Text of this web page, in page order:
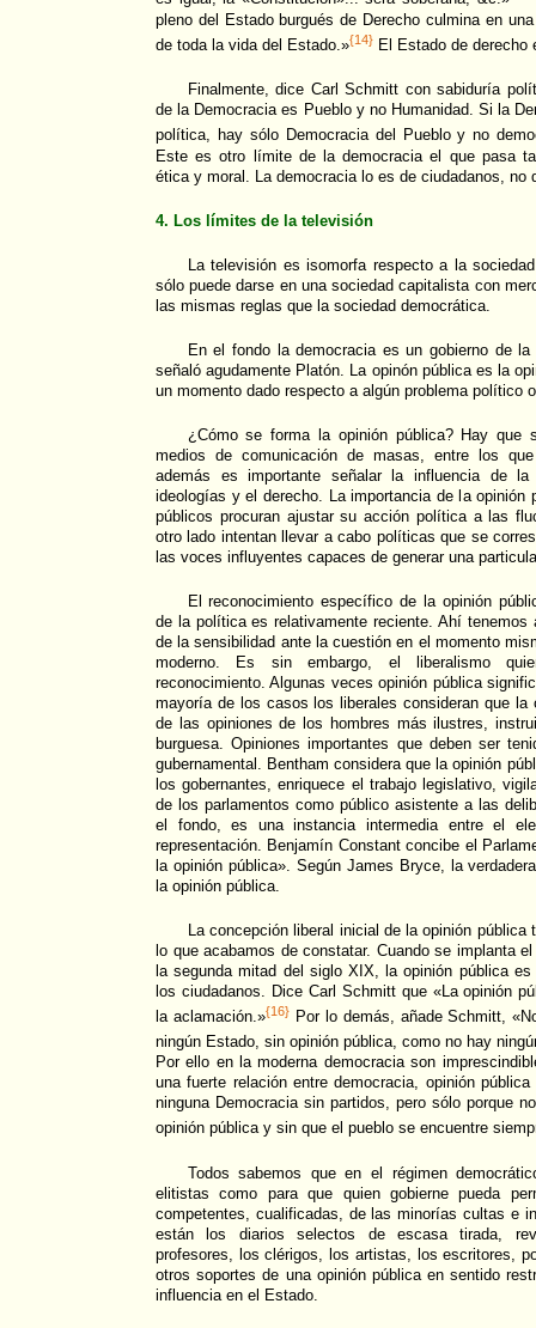
pleno del Estado burgués de Derecho culmina en
de toda la vida del Estado.»{14} El Estado de
Finalmente, dice Carl Schmitt con sabiduría
de la Democracia es Pueblo y no Humanidad. Si la
política, hay sólo Democracia del Pueblo y no
Este es otro límite de la democracia el que pasa
ética y moral. La democracia lo es de ciudadanos, no
4. Los límites de la televisión
La televisión es isomorfa respecto a la
sólo puede darse en una sociedad capitalista con
las mismas reglas que la sociedad democrática.
En el fondo la democracia es un gobierno de
señaló agudamente Platón. La opinón pública es la
un momento dado respecto a algún problema político
¿Cómo se forma la opinión pública? Hay que
medios de comunicación de masas, entre los
además es importante señalar la influencia de
ideologías y el derecho. La importancia de la opinión
públicos procuran ajustar su acción política a las
otro lado intentan llevar a cabo políticas que se
las voces influyentes capaces de generar una
El reconocimiento específico de la opinión
de la política es relativamente reciente. Ahí tenemos
de la sensibilidad ante la cuestión en el momento
moderno. Es sin embargo, el liberalismo
reconocimiento. Algunas veces opinión pública
mayoría de los casos los liberales consideran que la
de las opiniones de los hombres más ilustres,
burguesa. Opiniones importantes que deben ser
gubernamental. Bentham considera que la opinión
los gobernantes, enriquece el trabajo legislativo,
de los parlamentos como público asistente a las
el fondo, es una instancia intermedia entre el
representación. Benjamín Constant concibe el
la opinión pública». Según James Bryce, la
la opinión pública.
La concepción liberal inicial de la opinión pública
lo que acabamos de constatar. Cuando se implanta
la segunda mitad del siglo XIX, la opinión pública
los ciudadanos. Dice Carl Schmitt que «La opinión
la aclamación.»{16}Por lo demás, añade Schmitt,
ningún Estado, sin opinión pública, como no hay
Por ello en la moderna democracia son
una fuerte relación entre democracia, opinión
ninguna Democracia sin partidos, pero sólo porque
opinión pública y sin que el pueblo se encuentre
Todos sabemos que en el régimen
elitistas como para que quien gobierne pueda
competentes, cualificadas, de las minorías cultas e
están los diarios selectos de escasa tirada,
profesores, los clérigos, los artistas, los escritores,
otros soportes de una opinión pública en sentido
influencia en el Estado.